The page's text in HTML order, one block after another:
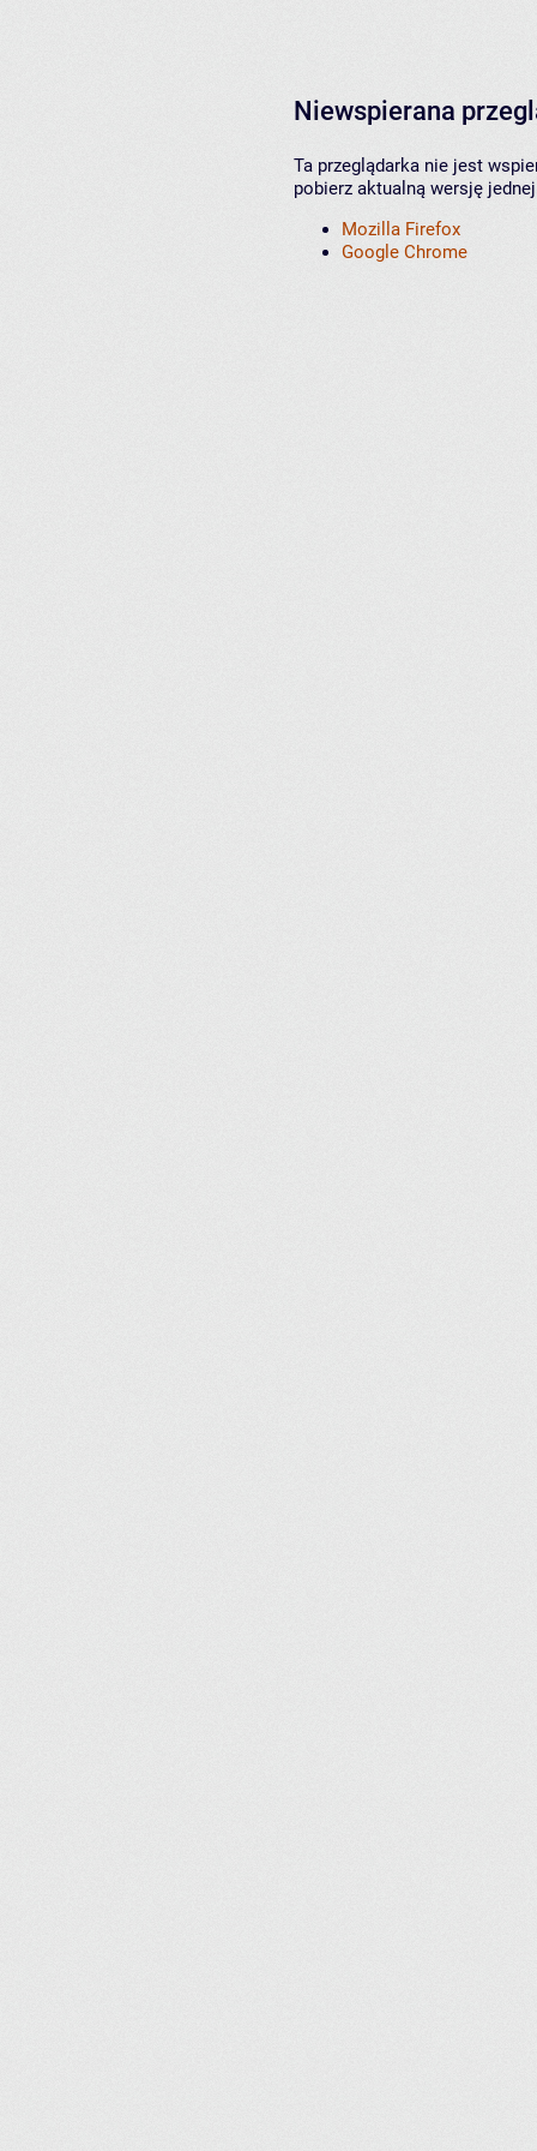
Niewspierana
Ta przeglądarka nie jest
pobierz aktualną wersję
Mozilla Firefox
Google Chrome